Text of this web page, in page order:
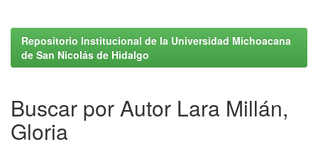
Repositorio Institucional de la Universidad Michoacana
de San Nicolás de Hidalgo
Buscar por Autor Lara Millán,
Gloria